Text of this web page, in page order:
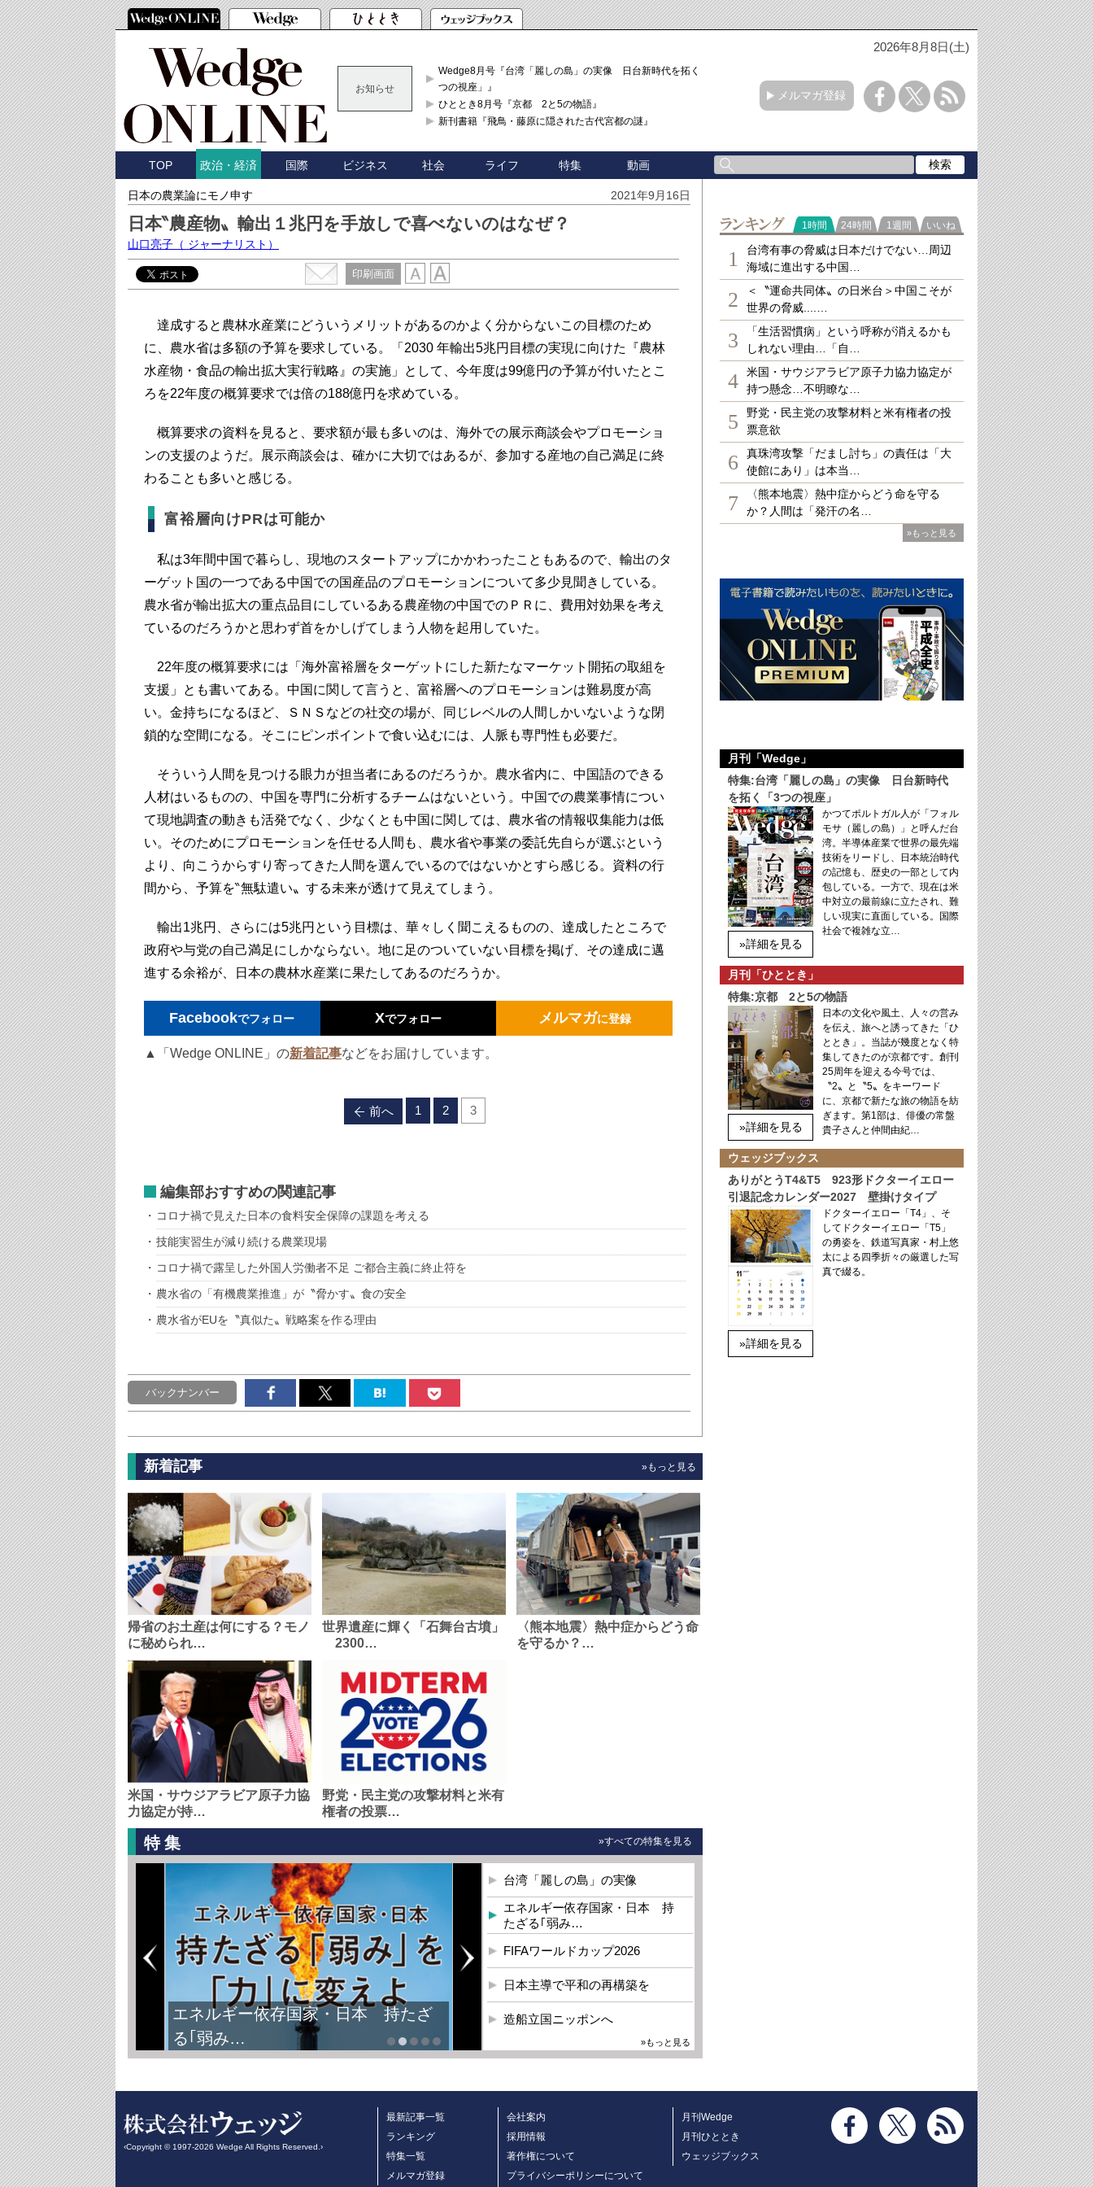
2026年8月8日(土)
お知らせ
Wedge8月号『台湾「麗しの島」の実像 日台新時代を拓く「3
つの視座」』
ひととき8月号『京都 2と5の物語』
新刊書籍『飛鳥・藤原に隠された古代宮都の謎』
メルマガ登録
TOP 政治・経済 国際 ビジネス 社会 ライフ 特集 動画
日本の農業論にモノ申す 2021年9月16日
日本‶農産物〟輸出１兆円を手放しで喜べないのはなぜ？
山口亮子 （ ジャーナリスト）
印刷画面
達成すると農林水産業にどういうメリットがあるのかよく分からないこの目標のため
に、農水省は多額の予算を要求している。「2030 年輸出5兆円目標の実現に向けた『農林
水産物・食品の輸出拡大実行戦略』の実施」として、今年度は99億円の予算が付いたとこ
ろを22年度の概算要求では倍の188億円を求めている。
概算要求の資料を見ると、要求額が最も多いのは、海外での展示商談会やプロモーショ
ンの支援のようだ。展示商談会は、確かに大切ではあるが、参加する産地の自己満足に終
わることも多いと感じる。
富裕層向けPRは可能か
私は3年間中国で暮らし、現地のスタートアップにかかわったこともあるので、輸出のタ
ーゲット国の一つである中国での国産品のプロモーションについて多少見聞きしている。
農水省が輸出拡大の重点品目にしているある農産物の中国でのＰＲに、費用対効果を考え
ているのだろうかと思わず首をかしげてしまう人物を起用していた。
22年度の概算要求には「海外富裕層をターゲットにした新たなマーケット開拓の取組を
支援」とも書いてある。中国に関して言うと、富裕層へのプロモーションは難易度が高
い。金持ちになるほど、ＳＮＳなどの社交の場が、同じレベルの人間しかいないような閉
鎖的な空間になる。そこにピンポイントで食い込むには、人脈も専門性も必要だ。
そういう人間を見つける眼力が担当者にあるのだろうか。農水省内に、中国語のできる
人材はいるものの、中国を専門に分析するチームはないという。中国での農業事情につい
て現地調査の動きも活発でなく、少なくとも中国に関しては、農水省の情報収集能力は低
い。そのためにプロモーションを任せる人間も、農水省や事業の委託先自らが選ぶという
より、向こうからすり寄ってきた人間を選んでいるのではないかとすら感じる。資料の行
間から、予算を‶無駄遣い〟する未来が透けて見えてしまう。
輸出1兆円、さらには5兆円という目標は、華々しく聞こえるものの、達成したところで
政府や与党の自己満足にしかならない。地に足のついていない目標を掲げ、その達成に邁
進する余裕が、日本の農林水産業に果たしてあるのだろうか。
Facebookでフォロー Xでフォロー メルマガに登録
▲「Wedge ONLINE」の新着記事などをお届けしています。
前へ 1 2 3
編集部おすすめの関連記事
コロナ禍で見えた日本の食料安全保障の課題を考える
技能実習生が減り続ける農業現場
コロナ禍で露呈した外国人労働者不足 ご都合主義に終止符を
農水省の「有機農業推進」が〝脅かす〟食の安全
農水省がEUを〝真似た〟戦略案を作る理由
バックナンバー
新着記事 »もっと見る
帰省のお土産は何にする？モノ
に秘められ…
世界遺産に輝く「石舞台古墳」
2300…
〈熊本地震〉熱中症からどう命
を守るか？…
米国・サウジアラビア原子力協
力協定が持…
野党・民主党の攻撃材料と米有
権者の投票…
特集 »すべての特集を見る
エネルギー依存国家・日本 持たざ
る｢弱み…
台湾「麗しの島」の実像
エネルギー依存国家・日本 持
たざる｢弱み…
FIFAワールドカップ2026
日本主導で平和の再構築を
造船立国ニッポンへ
»もっと見る
ランキング
1時間 24時間 1週間 いいね
1
台湾有事の脅威は日本だけでない…周辺
海域に進出する中国…
2
＜〝運命共同体〟の日米台＞中国こそが
世界の脅威....…
3
「生活習慣病」という呼称が消えるかも
しれない理由…「自…
4
米国・サウジアラビア原子力協力協定が
持つ懸念…不明瞭な…
5
野党・民主党の攻撃材料と米有権者の投
票意欲
6
真珠湾攻撃「だまし討ち」の責任は「大
使館にあり」は本当…
7
〈熊本地震〉熱中症からどう命を守る
か？人間は「発汗の名…
»もっと見る
月刊「Wedge」
特集:台湾「麗しの島」の実像 日台新時代
を拓く「3つの視座」
»詳細を見る
かつてポルトガル人が「フォル
モサ（麗しの島）」と呼んだ台
湾。半導体産業で世界の最先端
技術をリードし、日本統治時代
の記憶も、歴史の一部として内
包している。一方で、現在は米
中対立の最前線に立たされ、難
しい現実に直面している。国際
社会で複雑な立…
月刊「ひととき」
特集:京都 2と5の物語
»詳細を見る
日本の文化や風土、人々の営み
を伝え、旅へと誘ってきた「ひ
ととき」。当誌が幾度となく特
集してきたのが京都です。創刊
25周年を迎える今号では、
〝2〟と〝5〟をキーワード
に、京都で新たな旅の物語を紡
ぎます。第1部は、俳優の常盤
貴子さんと仲間由紀…
ウェッジブックス
ありがとうT4&T5 923形ドクターイエロー
引退記念カレンダー2027 壁掛けタイプ
»詳細を見る
ドクターイエロー「T4」、そ
してドクターイエロー「T5」
の勇姿を、鉄道写真家・村上悠
太による四季折々の厳選した写
真で綴る。
‹Copyright © 1997-2026 Wedge All Rights Reserved.›
最新記事一覧
ランキング
特集一覧
メルマガ登録
会社案内
採用情報
著作権について
プライバシーポリシーについて
月刊Wedge
月刊ひととき
ウェッジブックス